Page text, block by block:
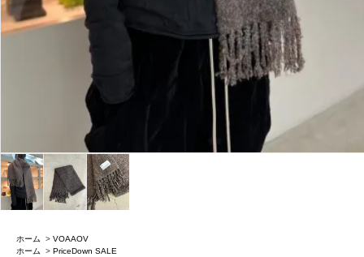
ホーム > VOAAOV
ホーム
> PriceDown SALE